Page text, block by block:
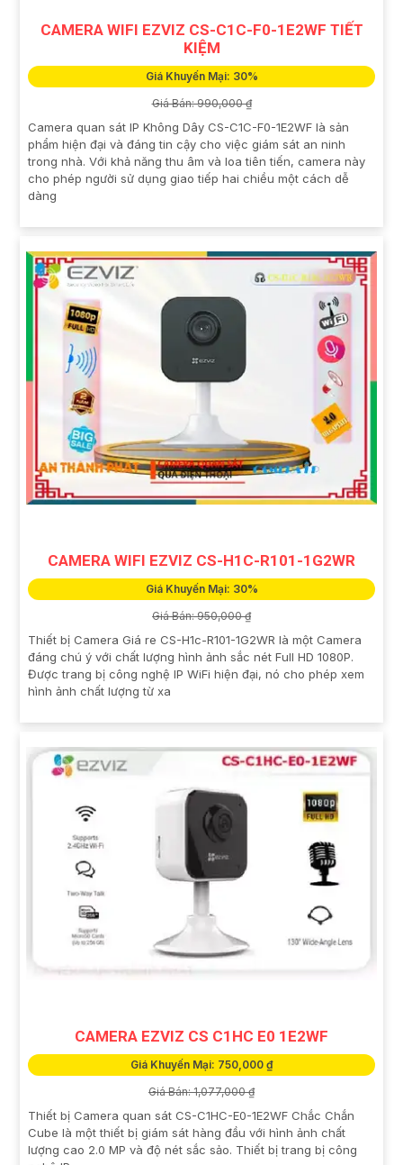
CAMERA WIFI EZVIZ CS-C1C-F0-1E2WF TIẾT
KIỆM
Giá Khuyến Mại: 30%
Giá Bán: 990,000 ₫
Camera quan sát IP Không Dây CS-C1C-F0-1E2WF là sản
phẩm hiện đại và đáng tin cậy cho việc giám sát an ninh
trong nhà. Với khả năng thu âm và loa tiên tiến, camera này
cho phép người sử dụng giao tiếp hai chiều một cách dễ
dàng
CAMERA WIFI EZVIZ CS-H1C-R101-1G2WR
Giá Khuyến Mại: 30%
Giá Bán: 950,000 ₫
Thiết bị Camera Giá re CS-H1c-R101-1G2WR là một Camera
đáng chú ý với chất lượng hình ảnh sắc nét Full HD 1080P.
Được trang bị công nghệ IP WiFi hiện đại, nó cho phép xem
hình ảnh chất lượng từ xa
CAMERA EZVIZ CS C1HC E0 1E2WF
Giá Khuyến Mại: 750,000 ₫
Giá Bán: 1,077,000 ₫
Thiết bị Camera quan sát CS-C1HC-E0-1E2WF Chắc Chắn
Cube là một thiết bị giám sát hàng đầu với hình ảnh chất
lượng cao 2.0 MP và độ nét sắc sảo. Thiết bị trang bị công